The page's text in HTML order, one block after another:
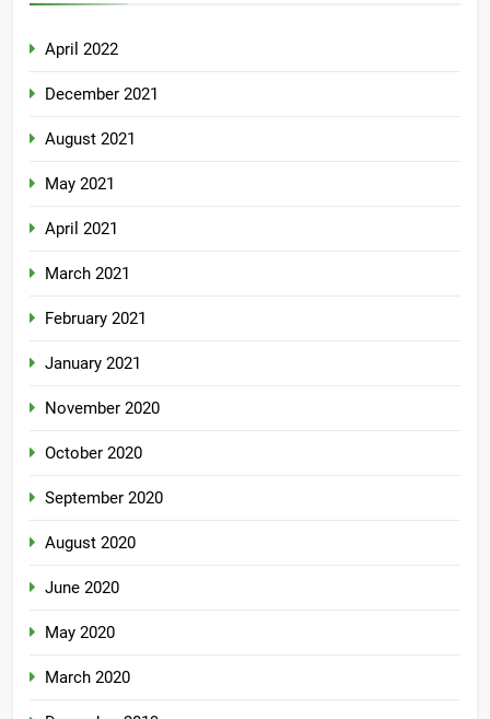
April 2022
December 2021
August 2021
May 2021
April 2021
March 2021
February 2021
January 2021
November 2020
October 2020
September 2020
August 2020
June 2020
May 2020
March 2020